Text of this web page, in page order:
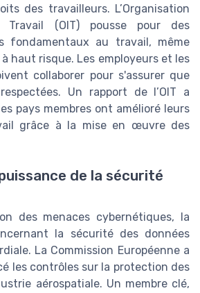
des travailleurs. L’Organisation
Travail (OIT) pousse pour des
fondamentaux au travail, même
haut risque. Les employeurs et les
collaborer pour s'assurer que
Un rapport de l’OIT a
pays membres ont amélioré leurs
grâce à la mise en œuvre des
de la sécurité
des menaces cybernétiques, la
la sécurité des données
La Commission Européenne a
les contrôles sur la protection des
aérospatiale. Un membre clé,